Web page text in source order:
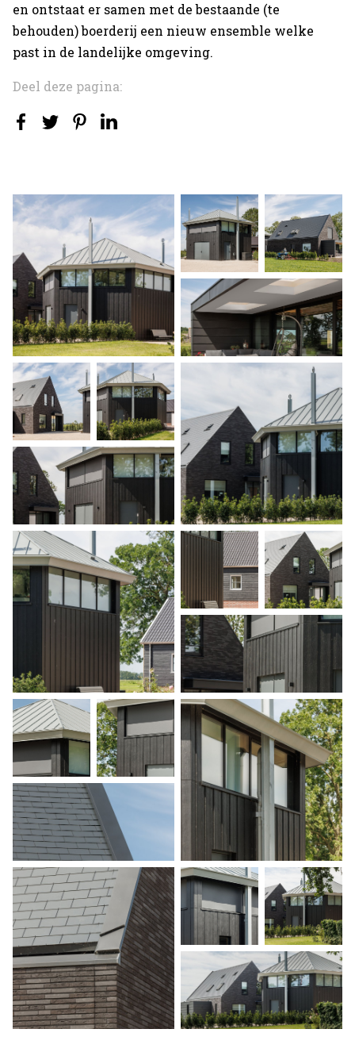
Home
Projecten
Expertises
Actueel
Over Verstoep
Neem contact op
Neem contact op
en ontstaat er samen met de bestaande (te
behouden) boerderij een nieuw ensemble welke
past in de landelijke omgeving.
Deel deze pagina: